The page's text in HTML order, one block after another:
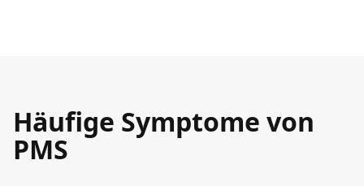
Häufige Symptome von
PMS